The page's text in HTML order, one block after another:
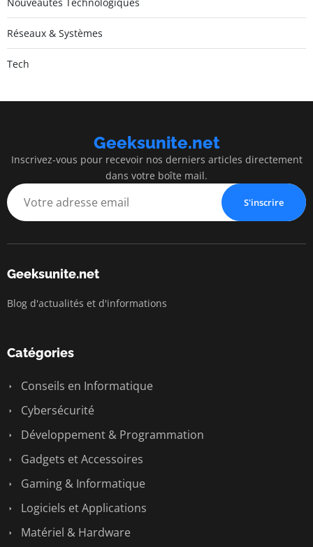
Nouveautés Technologiques
Réseaux & Systèmes
Tech
Geeksunite.net
Inscrivez-vous pour recevoir nos derniers articles directement
dans votre boîte mail.
S'inscrire
Geeksunite.net
Blog d'actualités et d'informations
Catégories
Conseils en Informatique
Cybersécurité
Développement & Programmation
Gadgets et Accessoires
Gaming & Informatique
Logiciels et Applications
Matériel & Hardware